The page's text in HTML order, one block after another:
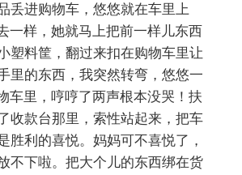
丢进购物车，悠悠就在车里上
一样，她就马上把前一样儿东西
塑料筐，翻过来扣在购物车里让
里的东西，我突然转弯，悠悠一
车里，哼哼了两声根本没哭！扶
收款台那里，索性站起来，把车
胜利的喜悦。妈妈可不喜悦了，
不下啦。把大个儿的东西绑在货